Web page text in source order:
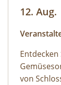
12. Aug.
von